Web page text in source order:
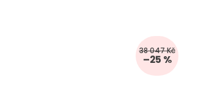
38 047 Kč
–25 %